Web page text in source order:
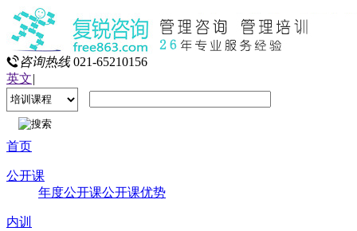
咨询热线 021-65210156
英文|
首页
公开课
年度公开课公开课优势
内训